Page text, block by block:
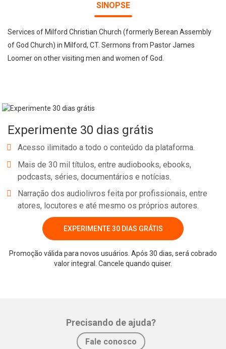
SINOPSE
Services of Milford Christian Church (formerly Berean Assembly
of God Church) in Milford, CT. Sermons from Pastor James
Loomer on other visiting men and women of God.
Experimente 30 dias grátis
Acesso ilimitado a todo o conteúdo da plataforma.
Mais de 30 mil títulos, entre audiobooks, ebooks,
podcasts, séries, documentários e notícias.
Narração dos audiolivros feita por profissionais, entre
atores, locutores e até mesmo os próprios autores.
EXPERIMENTE 30 DIAS GRÁTIS
Promoção válida para novos usuários. Após 30 dias, será cobrado
valor integral. Cancele quando quiser.
Precisando de ajuda?
Fale conosco